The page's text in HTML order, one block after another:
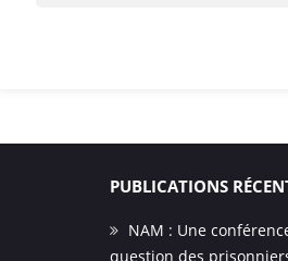
PUBLICATIONS
NAM : Une
question des